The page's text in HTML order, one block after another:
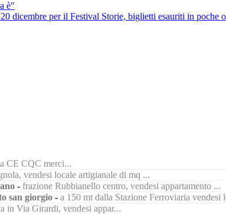
è"
dicembre per il Festival Storie, biglietti esauriti in poche
CE CQC merci...
vendesi locale artigianale di mq ...
- frazione Rubbianello centro, vendesi appartamento ...
san giorgio - a 150 mt dalla Stazione Ferroviaria vendesi
in Via Girardi, vendesi appar...